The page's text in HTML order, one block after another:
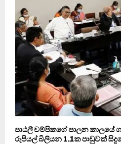
පාඨලී චම්පිකගේ පාලන කාලයේ
රුපියල් බිලියන 1.1ක පාඩුවක්